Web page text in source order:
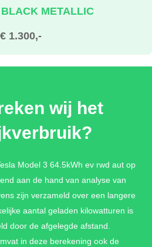
€ 1.300,-
METALLIC
wij het
Model 3 64.5kWh ev rwd aut op
aan de hand van analyse van
zijn verzameld over een langere
aantal geladen kilowatturen is
door de afgelegde afstand.
in deze berekening ook de